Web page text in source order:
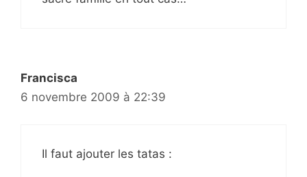
Francisca
6 novembre 2009 à 22:39
Il faut ajouter les tatas :